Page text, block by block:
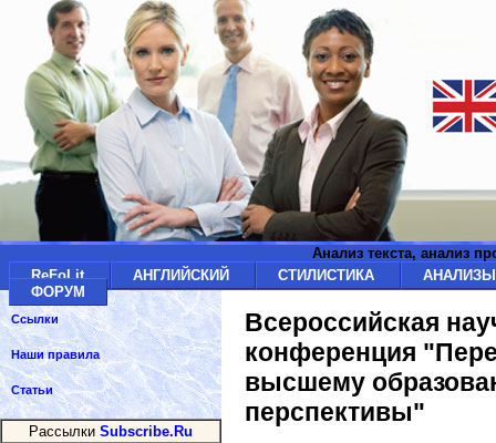
Анализ текста, анализ
ReFoLit
АНГЛИЙСКИЙ СТИЛИСТИКА
ФОРУМ
Всероссийская
конференция
высшему
перспективы"
Ссылки
Наши правила
Статьи
Рассылки Subscribe.Ru